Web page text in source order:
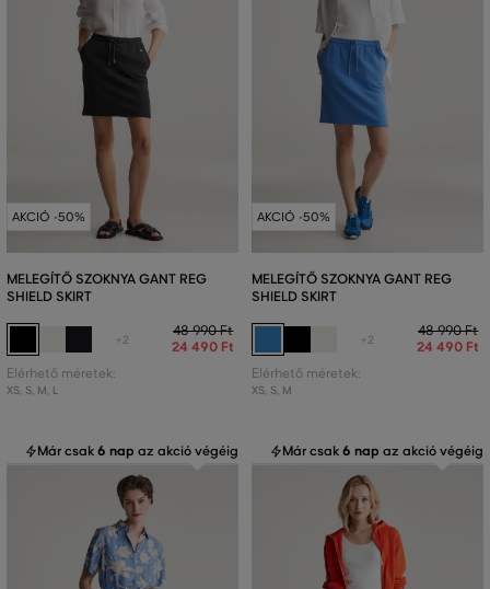
AKCIÓ -50%
MELEGÍTŐ SZOKNYA GANT REG
SHIELD SKIRT
+2
48 990 Ft
24 490 Ft
Elérhető méretek:
XS, S, M, L
AKCIÓ -50%
MELEGÍTŐ SZOKNYA GANT REG
SHIELD SKIRT
+2
48 990 Ft
24 490 Ft
Elérhető méretek:
XS, S, M
Már csak6 nap az akció végéig Már csak6 nap az akció végéig